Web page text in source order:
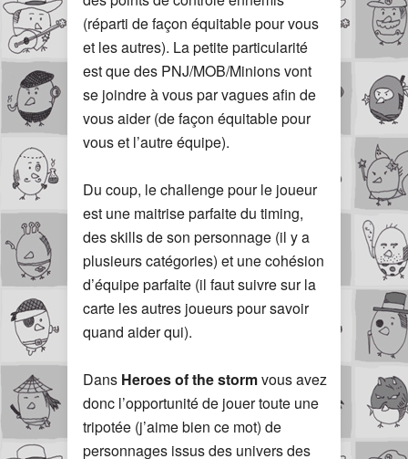
(réparti de façon équitable pour vous
et les autres). La petite particularité
est que des PNJ/MOB/Minions vont
se joindre à vous par vagues afin de
vous aider (de façon équitable pour
vous et l’autre équipe).
Du coup, le challenge pour le joueur
est une maitrise parfaite du timing,
des skills de son personnage (il y a
plusieurs catégories) et une cohésion
d’équipe parfaite (il faut suivre sur la
carte les autres joueurs pour savoir
quand aider qui).
Dans Heroes of the stormvous avez
donc l’opportunité de jouer toute une
tripotée (j’aime bien ce mot) de
personnages issus des univers des